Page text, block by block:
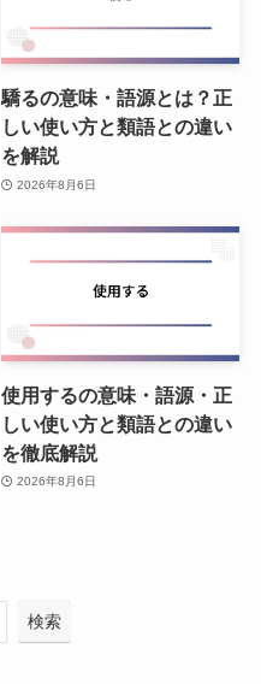
驕るの意味・語源とは？正
しい使い方と類語との違い
を解説
2026年8月6日
使用するの意味・語源・正
しい使い方と類語との違い
を徹底解説
2026年8月6日
検索